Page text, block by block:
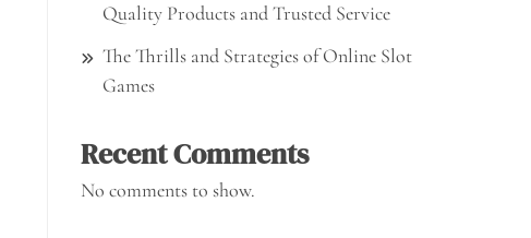
Quality Products and Trusted Service
The Thrills and Strategies of Online Slot
Games
Recent Comments
No comments to show.